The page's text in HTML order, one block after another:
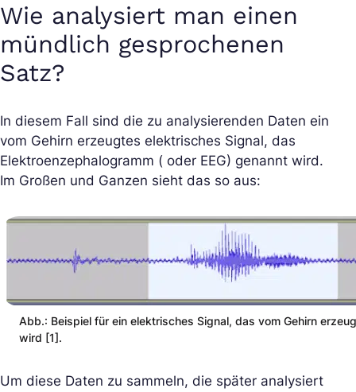
Wie analysiert man einen
mündlich gesprochenen
Satz?
In diesem Fall sind die zu analysierenden Daten ein
vom Gehirn erzeugtes elektrisches Signal, das
Elektroenzephalogramm ( oder EEG) genannt wird.
Im Großen und Ganzen sieht das so aus:
Abb.: Beispiel für ein elektrisches Signal, das vom Gehirn
wird [1].
Um diese Daten zu sammeln, die später analysiert